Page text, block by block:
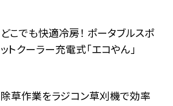
どこでも快適冷房！ ポータブルスポ
ットクーラー充電式「エコやん」
除草作業をラジコン草刈機で効率